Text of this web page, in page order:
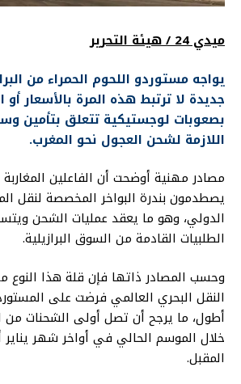
ميدي 24 / هيئة التحرير
يواجه مستوردو اللحوم الحمراء من
جديدة لا ترتبط هذه المرة بالأسعار أو
بصعوبات لوجستيكية تتعلق بتأمين
اللازمة لشحن العجول نحو المغرب.
مصادر مهنية أوضحت أن الفاعلين
يصطدمون بندرة البواخر المخصصة لنقل
الدولي، وهو ما يعقد عمليات الشحن
الطلبيات القادمة من السوق البرازيلية.
وحسب المصادر ذاتها فإن قلة هذا
النقل البحري العالمي فرضت على
أطول، ما يرجح أن تصل أولى الشحنات من
خلال الموسم الحالي في أواخر شهر يناير
المقبل.